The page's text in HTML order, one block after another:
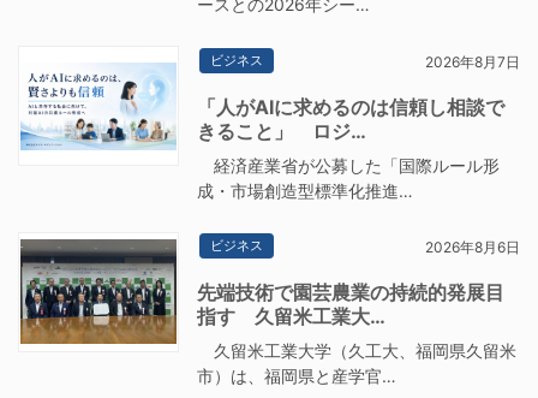
ースとの2026年シー…
ビジネス 2026年8月7日
「人がAIに求めるのは信頼し相談で
きること」 ロジ…
経済産業省が公募した「国際ルール形
成・市場創造型標準化推進…
ビジネス 2026年8月6日
先端技術で園芸農業の持続的発展目
指す 久留米工業大…
久留米工業大学（久工大、福岡県久留米
市）は、福岡県と産学官…